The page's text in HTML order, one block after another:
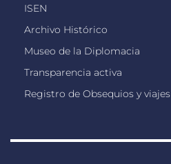
ISEN
Archivo Histórico
Museo de la Diplomacia
Transparencia activa
Registro de Obsequios y viajes